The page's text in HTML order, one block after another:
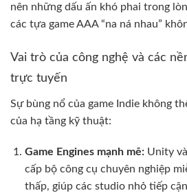
nên những dấu ấn khó phai trong
các tựa game AAA “na ná nhau”
Vai trò của công nghệ và các
trực tuyến
Sự bùng nổ của game Indie không
của hạ tầng kỹ thuật:
Game Engines mạnh mẽ:Unity và
cấp bộ công cụ chuyên nghiệp
thấp, giúp các studio nhỏ tiếp